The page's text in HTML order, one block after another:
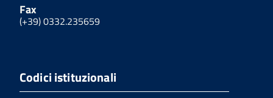
Fax
(+39) 0332.235659
Codici istituzionali